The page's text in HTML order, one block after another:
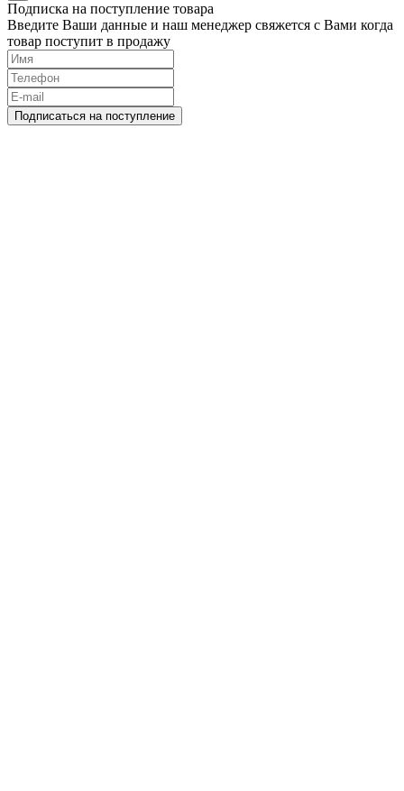
Подписка на поступление товара
Введите Ваши данные и наш менеджер свяжется с Вами когда
товар поступит в продажу